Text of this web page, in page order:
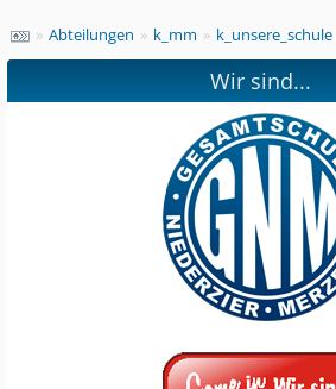
» Abteilungen » k_mm » k_unsere_schule
Wir sind...